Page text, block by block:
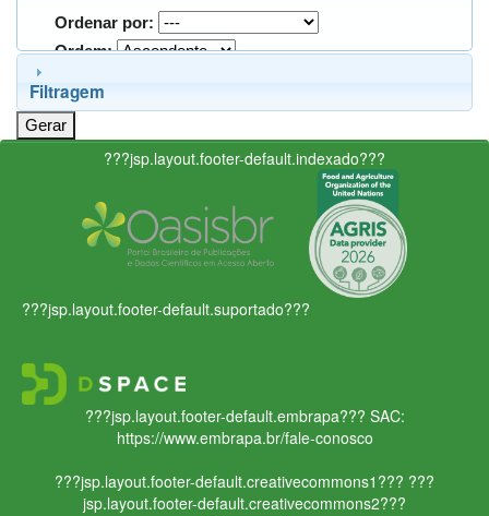
Ordenar por:
Ordem:
Filtragem
???jsp.layout.footer-default.indexado???
???jsp.layout.footer-default.suportado???
???jsp.layout.footer-default.embrapa??? SAC:
https://www.embrapa.br/fale-conosco
???jsp.layout.footer-default.creativecommons1??? ???
jsp.layout.footer-default.creativecommons2???